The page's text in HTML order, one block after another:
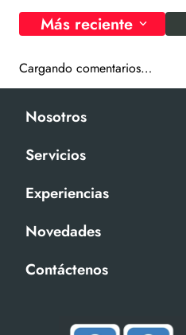
Más reciente
Cargando comentarios…
Nosotros
Servicios
Experiencias
Novedades
Contáctenos